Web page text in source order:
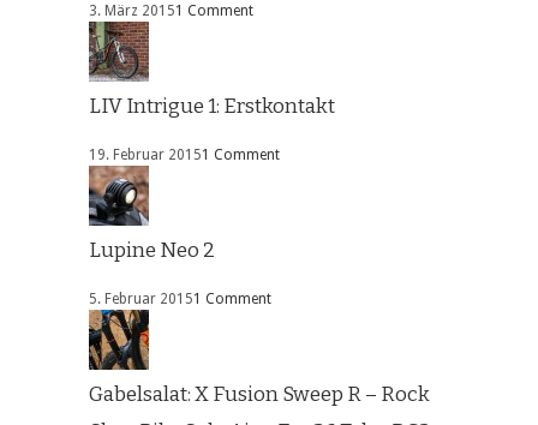
3. März 20151 Comment
LIV Intrigue 1: Erstkontakt
19. Februar 20151 Comment
Lupine Neo 2
5. Februar 20151 Comment
Gabelsalat: X Fusion Sweep R – Rock